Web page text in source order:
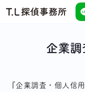
企業
『企業調査・個人信